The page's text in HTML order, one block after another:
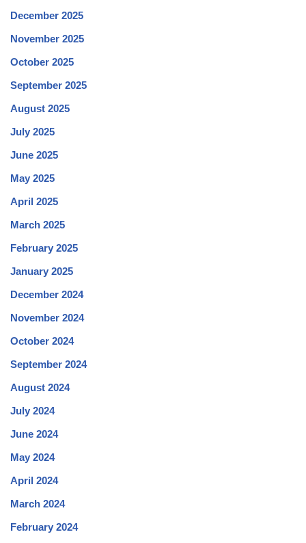
December 2025
November 2025
October 2025
September 2025
August 2025
July 2025
June 2025
May 2025
April 2025
March 2025
February 2025
January 2025
December 2024
November 2024
October 2024
September 2024
August 2024
July 2024
June 2024
May 2024
April 2024
March 2024
February 2024